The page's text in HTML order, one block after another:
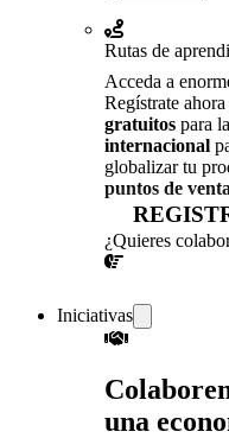
Rutas de
Acceda a
Regístrate
gratuitos para
internacional
globalizar tu
puntos de
¿Quieres
Iniciativas
una